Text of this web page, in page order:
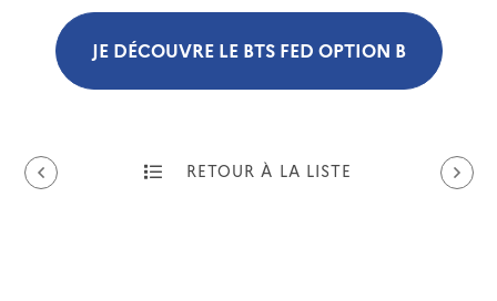
JE DÉCOUVRE LE BTS FED OPTION B
RETOUR À LA LISTE